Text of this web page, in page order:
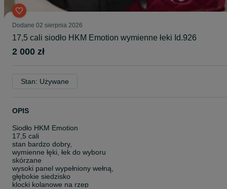
Dodane 02 sierpnia 2026
17,5 cali siodło HKM Emotion wymienne łeki Id.926
2 000 zł
Stan: Używane
OPIS
Siodło HKM Emotion
17,5 cali
stan bardzo dobry,
wymienne łęki, łek do wyboru
skórzane
wysoki panel wypełniony wełną,
głębokie siedzisko
klocki kolanowe na rzep